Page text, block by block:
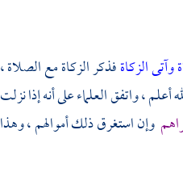
وآتى الزكاةفذكر الزكاة مع الصلاة ،
، واتفق العلماء على أنه إذا نزلت
وإن استغرق ذلك أموالهم ، وهذا